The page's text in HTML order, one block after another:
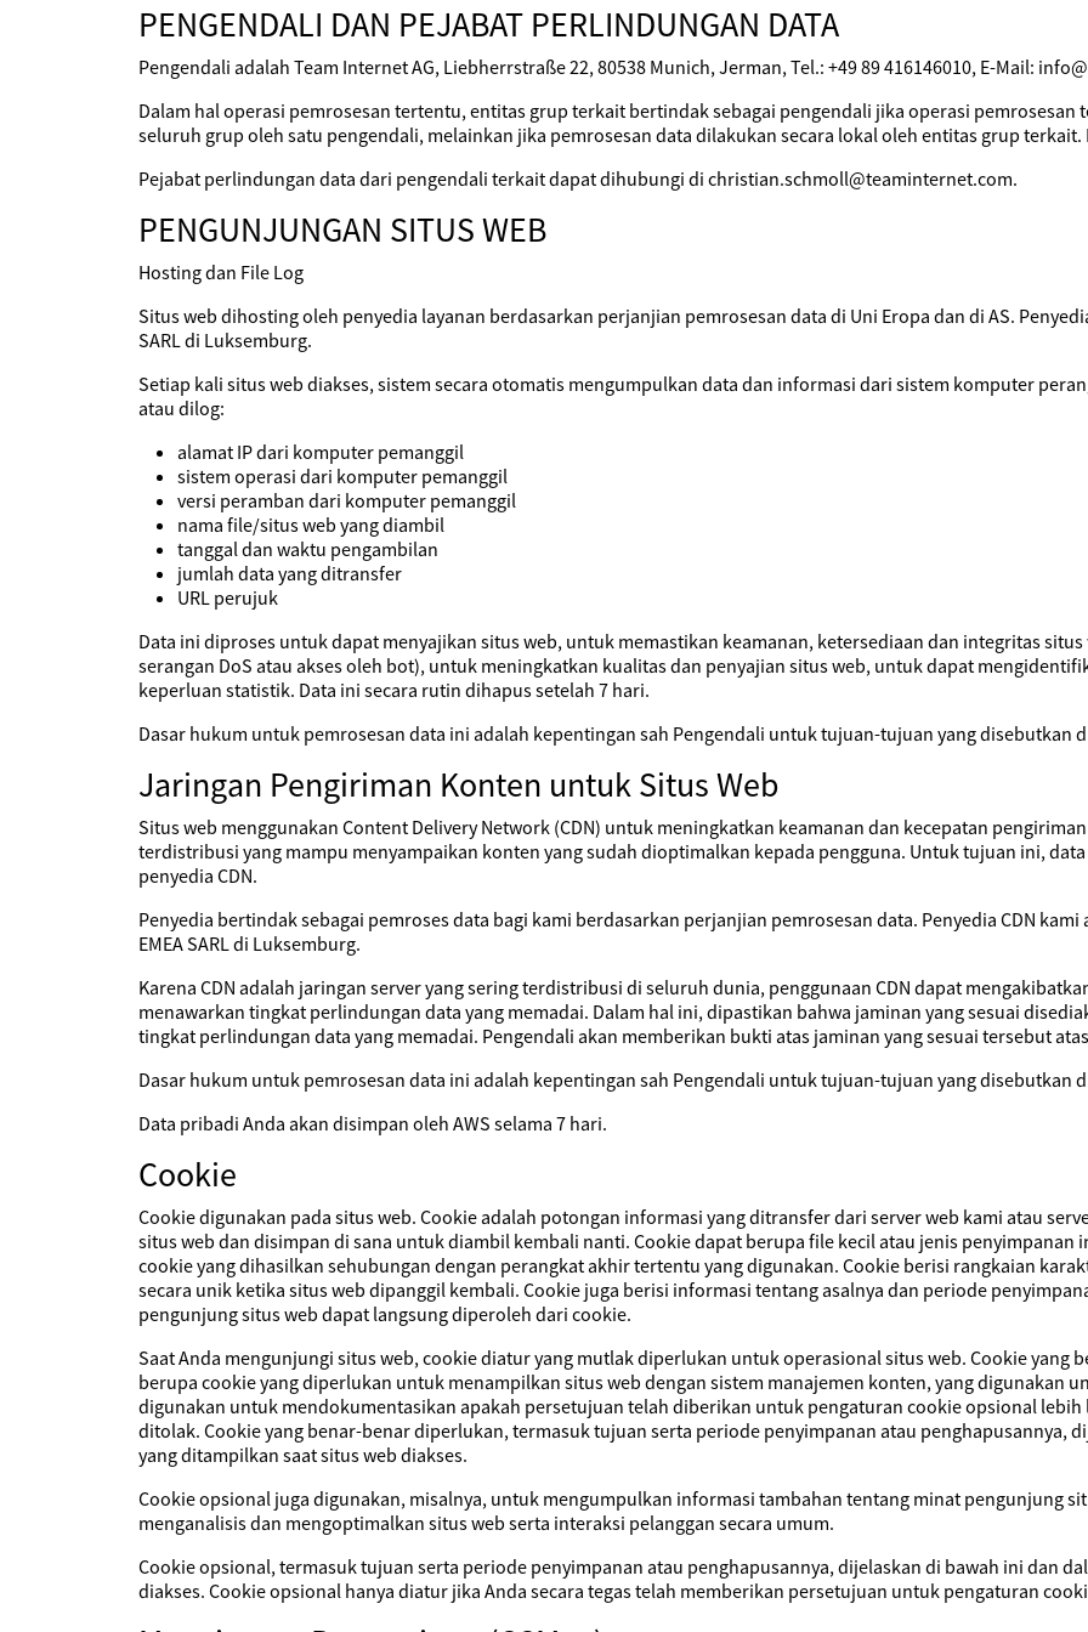
PENGENDALI DAN PEJABAT PERLINDUNGAN DATA
Pengendali adalah Team Internet AG, Liebherrstraße 22, 80538 Munich, Jerman, Tel.: +49 89 416146010, E-Mail:
Dalam hal operasi pemrosesan tertentu, entitas grup terkait bertindak sebagai pengendali jika operasi
seluruh grup oleh satu pengendali, melainkan jika pemrosesan data dilakukan secara lokal oleh entitas grup
Pejabat perlindungan data dari pengendali terkait dapat dihubungi di christian.schmoll@teaminternet.com.
PENGUNJUNGAN SITUS WEB
Hosting dan File Log
Situs web dihosting oleh penyedia layanan berdasarkan perjanjian pemrosesan data di Uni Eropa dan di AS.
SARL di Luksemburg.
Setiap kali situs web diakses, sistem secara otomatis mengumpulkan data dan informasi dari sistem komputer
atau dilog:
alamat IP dari komputer pemanggil
sistem operasi dari komputer pemanggil
versi peramban dari komputer pemanggil
nama file/situs web yang diambil
tanggal dan waktu pengambilan
jumlah data yang ditransfer
URL perujuk
Data ini diproses untuk dapat menyajikan situs web, untuk memastikan keamanan, ketersediaan dan integritas
serangan DoS atau akses oleh bot), untuk meningkatkan kualitas dan penyajian situs web, untuk dapat
keperluan statistik. Data ini secara rutin dihapus setelah 7 hari.
Dasar hukum untuk pemrosesan data ini adalah kepentingan sah Pengendali untuk tujuan-tujuan yang disebutkan
Jaringan Pengiriman Konten untuk Situs Web
Situs web menggunakan Content Delivery Network (CDN) untuk meningkatkan keamanan dan kecepatan
terdistribusi yang mampu menyampaikan konten yang sudah dioptimalkan kepada pengguna. Untuk tujuan ini,
penyedia CDN.
Penyedia bertindak sebagai pemroses data bagi kami berdasarkan perjanjian pemrosesan data. Penyedia CDN
EMEA SARL di Luksemburg.
Karena CDN adalah jaringan server yang sering terdistribusi di seluruh dunia, penggunaan CDN dapat
menawarkan tingkat perlindungan data yang memadai. Dalam hal ini, dipastikan bahwa jaminan yang sesuai
tingkat perlindungan data yang memadai. Pengendali akan memberikan bukti atas jaminan yang sesuai tersebut
Dasar hukum untuk pemrosesan data ini adalah kepentingan sah Pengendali untuk tujuan-tujuan yang disebutkan
Data pribadi Anda akan disimpan oleh AWS selama 7 hari.
Cookie
Cookie digunakan pada situs web. Cookie adalah potongan informasi yang ditransfer dari server web kami atau
situs web dan disimpan di sana untuk diambil kembali nanti. Cookie dapat berupa file kecil atau jenis
cookie yang dihasilkan sehubungan dengan perangkat akhir tertentu yang digunakan. Cookie berisi rangkaian
secara unik ketika situs web dipanggil kembali. Cookie juga berisi informasi tentang asalnya dan periode
pengunjung situs web dapat langsung diperoleh dari cookie.
Saat Anda mengunjungi situs web, cookie diatur yang mutlak diperlukan untuk operasional situs web. Cookie yang
berupa cookie yang diperlukan untuk menampilkan situs web dengan sistem manajemen konten, yang digunakan
digunakan untuk mendokumentasikan apakah persetujuan telah diberikan untuk pengaturan cookie opsional
ditolak. Cookie yang benar-benar diperlukan, termasuk tujuan serta periode penyimpanan atau penghapusannya,
yang ditampilkan saat situs web diakses.
Cookie opsional juga digunakan, misalnya, untuk mengumpulkan informasi tambahan tentang minat pengunjung
menganalisis dan mengoptimalkan situs web serta interaksi pelanggan secara umum.
Cookie opsional, termasuk tujuan serta periode penyimpanan atau penghapusannya, dijelaskan di bawah ini dan
diakses. Cookie opsional hanya diatur jika Anda secara tegas telah memberikan persetujuan untuk pengaturan